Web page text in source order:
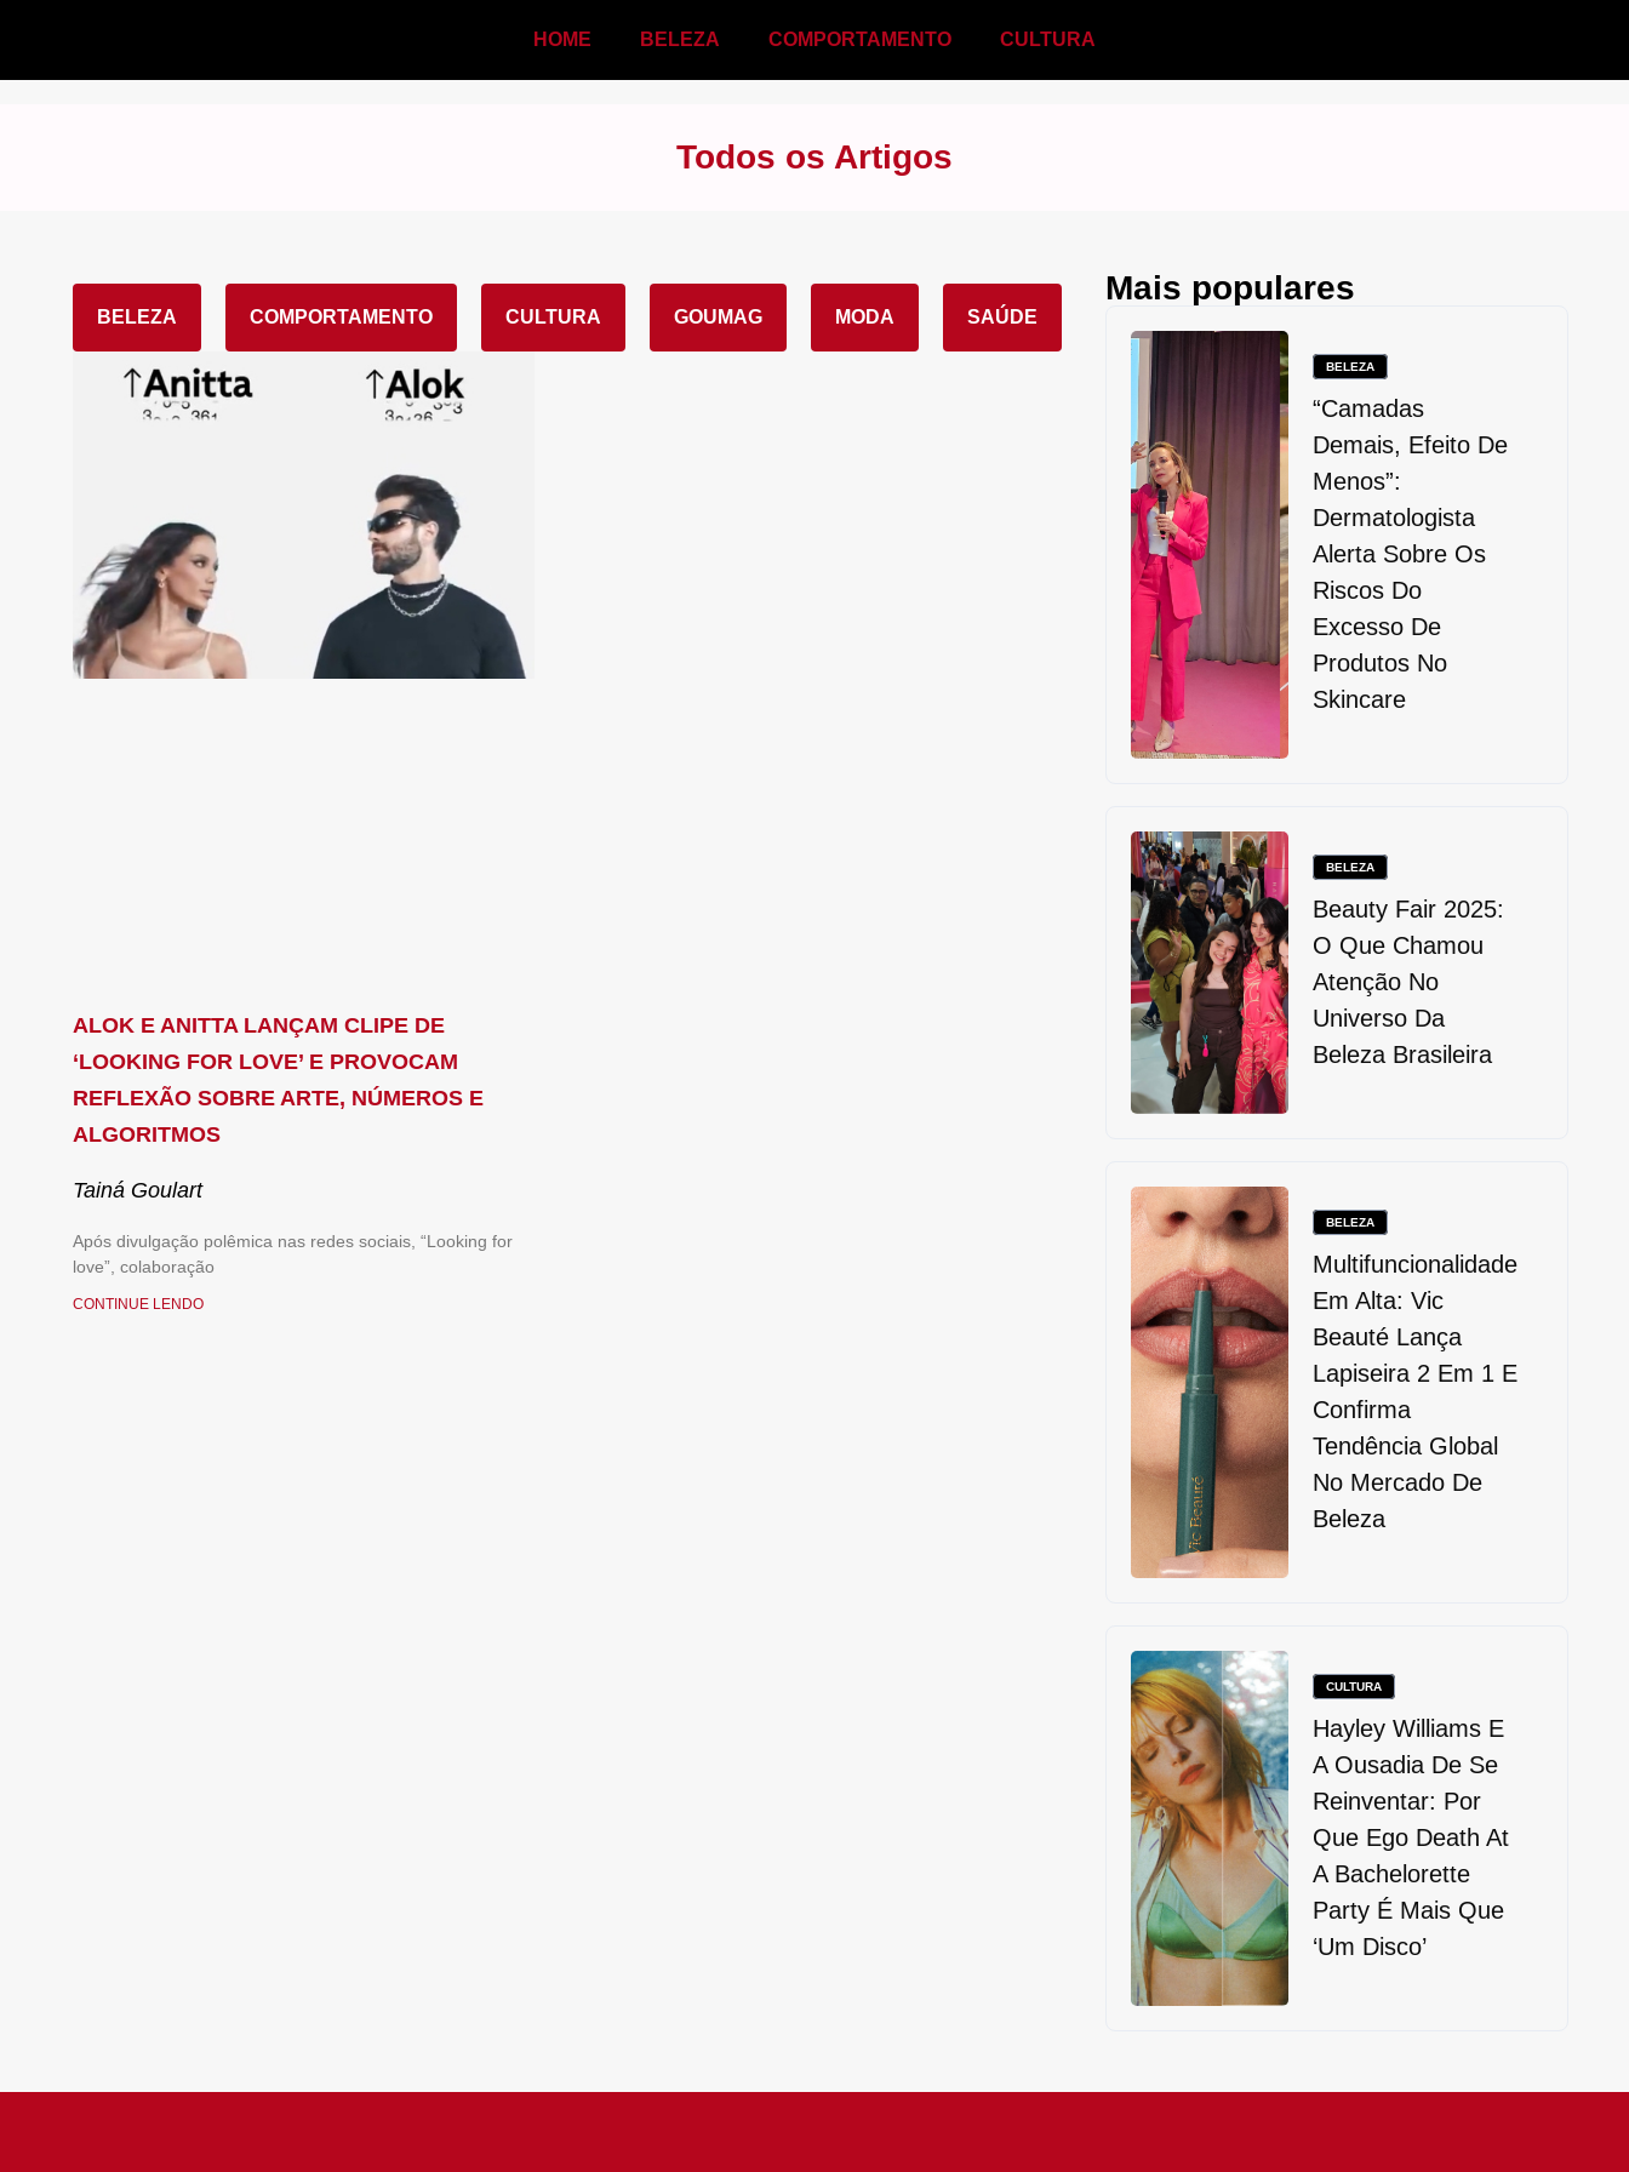
HOME BELEZA COMPORTAMENTO CULTURA
Todos os Artigos
BELEZA COMPORTAMENTO CULTURA GOUMAG MODA SAÚDE
ALOK E ANITTA LANÇAM CLIPE DE
‘LOOKING FOR LOVE’ E PROVOCAM
REFLEXÃO SOBRE ARTE, NÚMEROS E
ALGORITMOS
Tainá Goulart
Após divulgação polêmica nas redes sociais, “Looking for
love”, colaboração
CONTINUE LENDO
Mais populares
BELEZA
“Camadas
Demais, Efeito De
Menos”:
Dermatologista
Alerta Sobre Os
Riscos Do
Excesso De
Produtos No
Skincare
BELEZA
Beauty Fair 2025:
O Que Chamou
Atenção No
Universo Da
Beleza Brasileira
BELEZA
Multifuncionalidade
Em Alta: Vic
Beauté Lança
Lapiseira 2 Em 1 E
Confirma
Tendência Global
No Mercado De
Beleza
CULTURA
Hayley Williams E
A Ousadia De Se
Reinventar: Por
Que Ego Death At
A Bachelorette
Party É Mais Que
‘um Disco’